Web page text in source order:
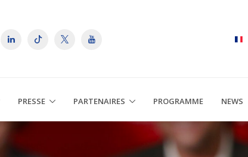
PRESSE PARTENAIRES PROGRAMME NEWS